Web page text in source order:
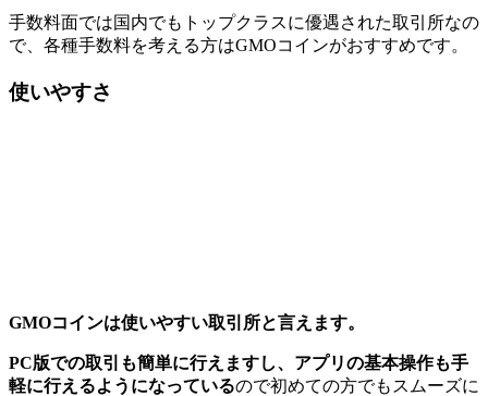
手数料面では国内でもトップクラスに優遇された取引所なの
で、各種手数料を考える方はGMOコインがおすすめです。
使いやすさ
GMOコインは使いやすい取引所と言えます。
PC版での取引も簡単に行えますし、アプリの基本操作も手
軽に行えるようになっているので初めての方でもスムーズに